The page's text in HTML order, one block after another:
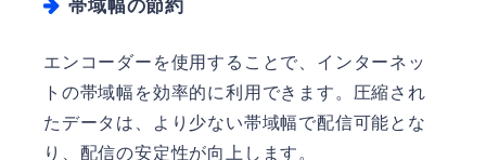
帯域幅の節約
エンコーダーを使用することで、インターネッ
トの帯域幅を効率的に利用できます。圧縮され
たデータは、より少ない帯域幅で配信可能とな
り、配信の安定性が向上します。